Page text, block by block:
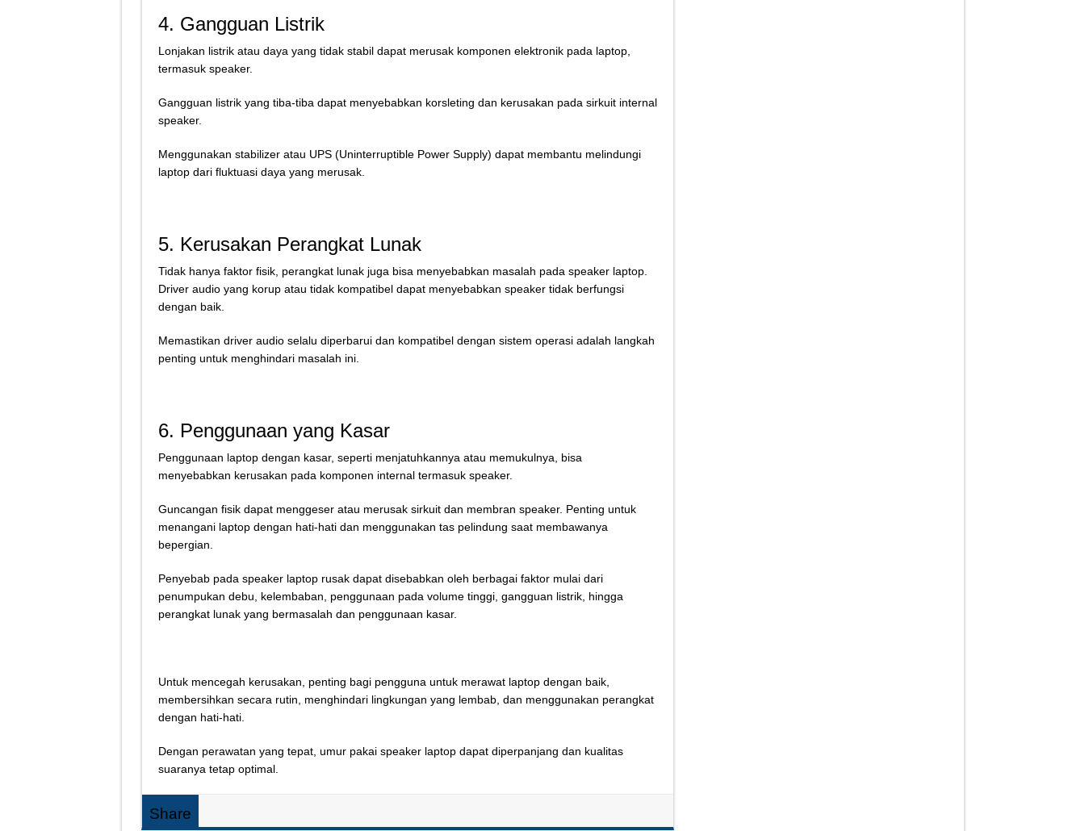
4. Gangguan Listrik
Lonjakan listrik atau daya yang tidak stabil dapat merusak komponen elektronik pada laptop,
termasuk speaker.
Gangguan listrik yang tiba-tiba dapat menyebabkan korsleting dan kerusakan pada sirkuit internal
speaker.
Menggunakan stabilizer atau UPS (Uninterruptible Power Supply) dapat membantu melindungi
laptop dari fluktuasi daya yang merusak.
5. Kerusakan Perangkat Lunak
Tidak hanya faktor fisik, perangkat lunak juga bisa menyebabkan masalah pada speaker laptop.
Driver audio yang korup atau tidak kompatibel dapat menyebabkan speaker tidak berfungsi
dengan baik.
Memastikan driver audio selalu diperbarui dan kompatibel dengan sistem operasi adalah langkah
penting untuk menghindari masalah ini.
6. Penggunaan yang Kasar
Penggunaan laptop dengan kasar, seperti menjatuhkannya atau memukulnya, bisa
menyebabkan kerusakan pada komponen internal termasuk speaker.
Guncangan fisik dapat menggeser atau merusak sirkuit dan membran speaker. Penting untuk
menangani laptop dengan hati-hati dan menggunakan tas pelindung saat membawanya
bepergian.
Penyebab pada speaker laptop rusak dapat disebabkan oleh berbagai faktor mulai dari
penumpukan debu, kelembaban, penggunaan pada volume tinggi, gangguan listrik, hingga
perangkat lunak yang bermasalah dan penggunaan kasar.
Untuk mencegah kerusakan, penting bagi pengguna untuk merawat laptop dengan baik,
membersihkan secara rutin, menghindari lingkungan yang lembab, dan menggunakan perangkat
dengan hati-hati.
Dengan perawatan yang tepat, umur pakai speaker laptop dapat diperpanjang dan kualitas
suaranya tetap optimal.
Share